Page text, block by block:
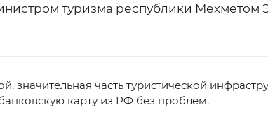
туризма республики Мехметом
значительная часть туристической
карту из РФ без проблем.